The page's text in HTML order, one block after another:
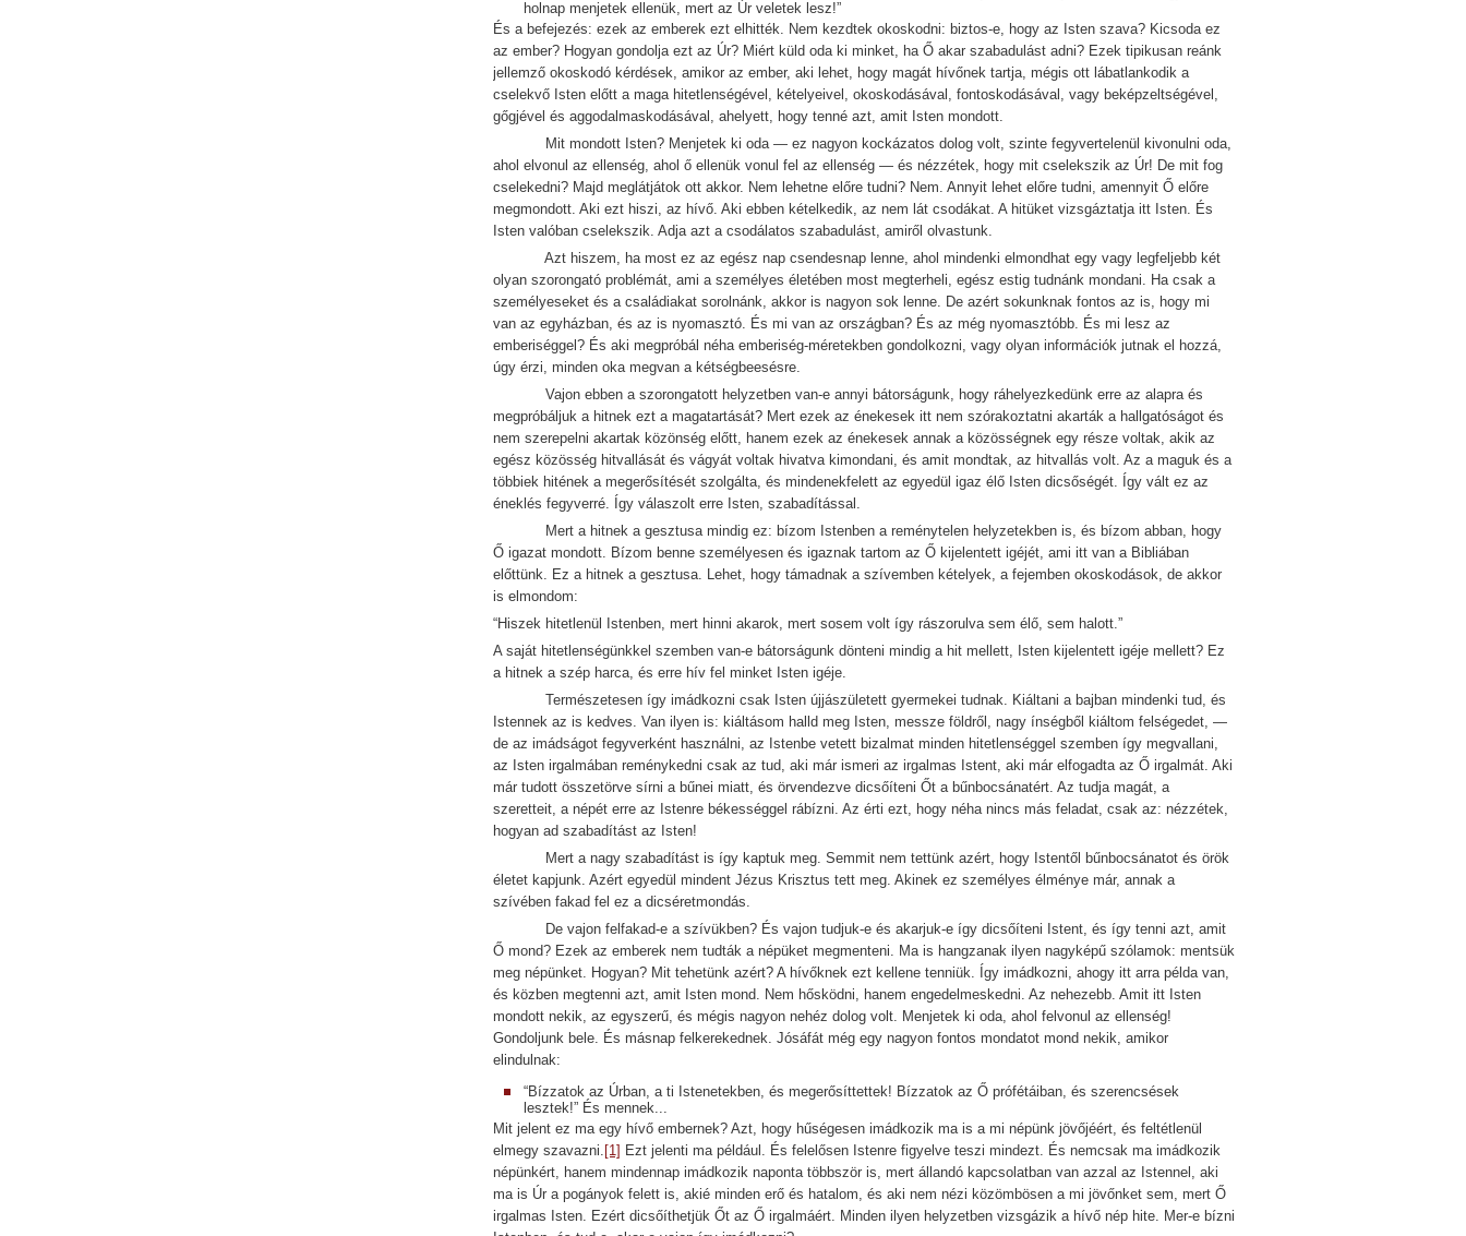
holnap menjetek ellenük, mert az Úr veletek lesz!”
És a befejezés: ezek az emberek ezt elhitték. Nem kezdtek okoskodni: biztos-e, hogy az Isten szava? Kicsoda ez
az ember? Hogyan gondolja ezt az Úr? Miért küld oda ki minket, ha Ő akar szabadulást adni? Ezek tipikusan reánk
jellemző okoskodó kérdések, amikor az ember, aki lehet, hogy magát hívőnek tartja, mégis ott lábatlankodik a
cselekvő Isten előtt a maga hitetlenségével, kételyeivel, okoskodásával, fontoskodásával, vagy beképzeltségével,
gőgjével és aggodalmaskodásával, ahelyett, hogy tenné azt, amit Isten mondott.
Mit mondott Isten? Menjetek ki oda — ez nagyon kockázatos dolog volt, szinte fegyvertelenül kivonulni oda,
ahol elvonul az ellenség, ahol ő ellenük vonul fel az ellenség — és nézzétek, hogy mit cselekszik az Úr! De mit fog
cselekedni? Majd meglátjátok ott akkor. Nem lehetne előre tudni? Nem. Annyit lehet előre tudni, amennyit Ő előre
megmondott. Aki ezt hiszi, az hívő. Aki ebben kételkedik, az nem lát csodákat. A hitüket vizsgáztatja itt Isten. És
Isten valóban cselekszik. Adja azt a csodálatos szabadulást, amiről olvastunk.
Azt hiszem, ha most ez az egész nap csendesnap lenne, ahol mindenki elmondhat egy vagy legfeljebb két
olyan szorongató problémát, ami a személyes életében most megterheli, egész estig tudnánk mondani. Ha csak a
személyeseket és a családiakat sorolnánk, akkor is nagyon sok lenne. De azért sokunknak fontos az is, hogy mi
van az egyházban, és az is nyomasztó. És mi van az országban? És az még nyomasztóbb. És mi lesz az
emberiséggel? És aki megpróbál néha emberiség-méretekben gondolkozni, vagy olyan információk jutnak el hozzá,
úgy érzi, minden oka megvan a kétségbeesésre.
Vajon ebben a szorongatott helyzetben van-e annyi bátorságunk, hogy ráhelyezkedünk erre az alapra és
megpróbáljuk a hitnek ezt a magatartását? Mert ezek az énekesek itt nem szórakoztatni akarták a hallgatóságot és
nem szerepelni akartak közönség előtt, hanem ezek az énekesek annak a közösségnek egy része voltak, akik az
egész közösség hitvallását és vágyát voltak hivatva kimondani, és amit mondtak, az hitvallás volt. Az a maguk és a
többiek hitének a megerősítését szolgálta, és mindenekfelett az egyedül igaz élő Isten dicsőségét. Így vált ez az
éneklés fegyverré. Így válaszolt erre Isten, szabadítással.
Mert a hitnek a gesztusa mindig ez: bízom Istenben a reménytelen helyzetekben is, és bízom abban, hogy
Ő igazat mondott. Bízom benne személyesen és igaznak tartom az Ő kijelentett igéjét, ami itt van a Bibliában
előttünk. Ez a hitnek a gesztusa. Lehet, hogy támadnak a szívemben kételyek, a fejemben okoskodások, de akkor
is elmondom:
“Hiszek hitetlenül Istenben, mert hinni akarok, mert sosem volt így rászorulva sem élő, sem halott.”
A saját hitetlenségünkkel szemben van-e bátorságunk dönteni mindig a hit mellett, Isten kijelentett igéje mellett? Ez
a hitnek a szép harca, és erre hív fel minket Isten igéje.
Természetesen így imádkozni csak Isten újjászületett gyermekei tudnak. Kiáltani a bajban mindenki tud, és
Istennek az is kedves. Van ilyen is: kiáltásom halld meg Isten, messze földről, nagy ínségből kiáltom felségedet, —
de az imádságot fegyverként használni, az Istenbe vetett bizalmat minden hitetlenséggel szemben így megvallani,
az Isten irgalmában reménykedni csak az tud, aki már ismeri az irgalmas Istent, aki már elfogadta az Ő irgalmát. Aki
már tudott összetörve sírni a bűnei miatt, és örvendezve dicsőíteni Őt a bűnbocsánatért. Az tudja magát, a
szeretteit, a népét erre az Istenre békességgel rábízni. Az érti ezt, hogy néha nincs más feladat, csak az: nézzétek,
hogyan ad szabadítást az Isten!
Mert a nagy szabadítást is így kaptuk meg. Semmit nem tettünk azért, hogy Istentől bűnbocsánatot és örök
életet kapjunk. Azért egyedül mindent Jézus Krisztus tett meg. Akinek ez személyes élménye már, annak a
szívében fakad fel ez a dicséretmondás.
De vajon felfakad-e a szívükben? És vajon tudjuk-e és akarjuk-e így dicsőíteni Istent, és így tenni azt, amit
Ő mond? Ezek az emberek nem tudták a népüket megmenteni. Ma is hangzanak ilyen nagyképű szólamok: mentsük
meg népünket. Hogyan? Mit tehetünk azért? A hívőknek ezt kellene tenniük. Így imádkozni, ahogy itt arra példa van,
és közben megtenni azt, amit Isten mond. Nem hősködni, hanem engedelmeskedni. Az nehezebb. Amit itt Isten
mondott nekik, az egyszerű, és mégis nagyon nehéz dolog volt. Menjetek ki oda, ahol felvonul az ellenség!
Gondoljunk bele. És másnap felkerekednek. Jósáfát még egy nagyon fontos mondatot mond nekik, amikor
elindulnak:
“Bízzatok az Úrban, a ti Istenetekben, és megerősíttettek! Bízzatok az Ő prófétáiban, és szerencsések
lesztek!” És mennek...
Mit jelent ez ma egy hívő embernek? Azt, hogy hűségesen imádkozik ma is a mi népünk jövőjéért, és feltétlenül
elmegy szavazni. [1] Ezt jelenti ma például. És felelősen Istenre figyelve teszi mindezt. És nemcsak ma imádkozik
népünkért, hanem mindennap imádkozik naponta többször is, mert állandó kapcsolatban van azzal az Istennel, aki
ma is Úr a pogányok felett is, akié minden erő és hatalom, és aki nem nézi közömbösen a mi jövőnket sem, mert Ő
irgalmas Isten. Ezért dicsőíthetjük Őt az Ő irgalmáért. Minden ilyen helyzetben vizsgázik a hívő nép hite. Mer-e bízni